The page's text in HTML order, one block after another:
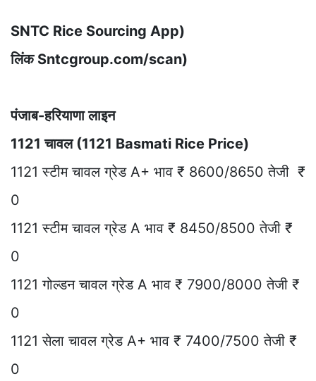
SNTC Rice Sourcing App)
लिंक Sntcgroup.com/scan)
पंजाब-हरियाणा लाइन
1121 चावल (1121 Basmati Rice Price)
1121 स्टीम चावल ग्रेड A+ भाव ₹ 8600/8650 तेजी ₹
0
1121 स्टीम चावल ग्रेड A भाव ₹ 8450/8500 तेजी ₹
0
1121 गोल्डन चावल ग्रेड A भाव ₹ 7900/8000 तेजी ₹
0
1121 सेला चावल ग्रेड A+ भाव ₹ 7400/7500 तेजी ₹
0